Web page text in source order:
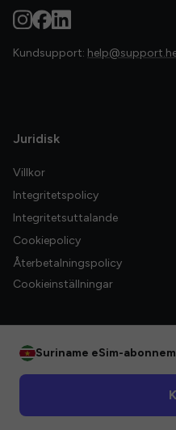
Kundsupport:
Juridisk
Villkor
Integritetspolicy
Integritetsuttalande
Cookiepolicy
Återbetalningspolicy
Cookieinställningar
Suriname eSim-